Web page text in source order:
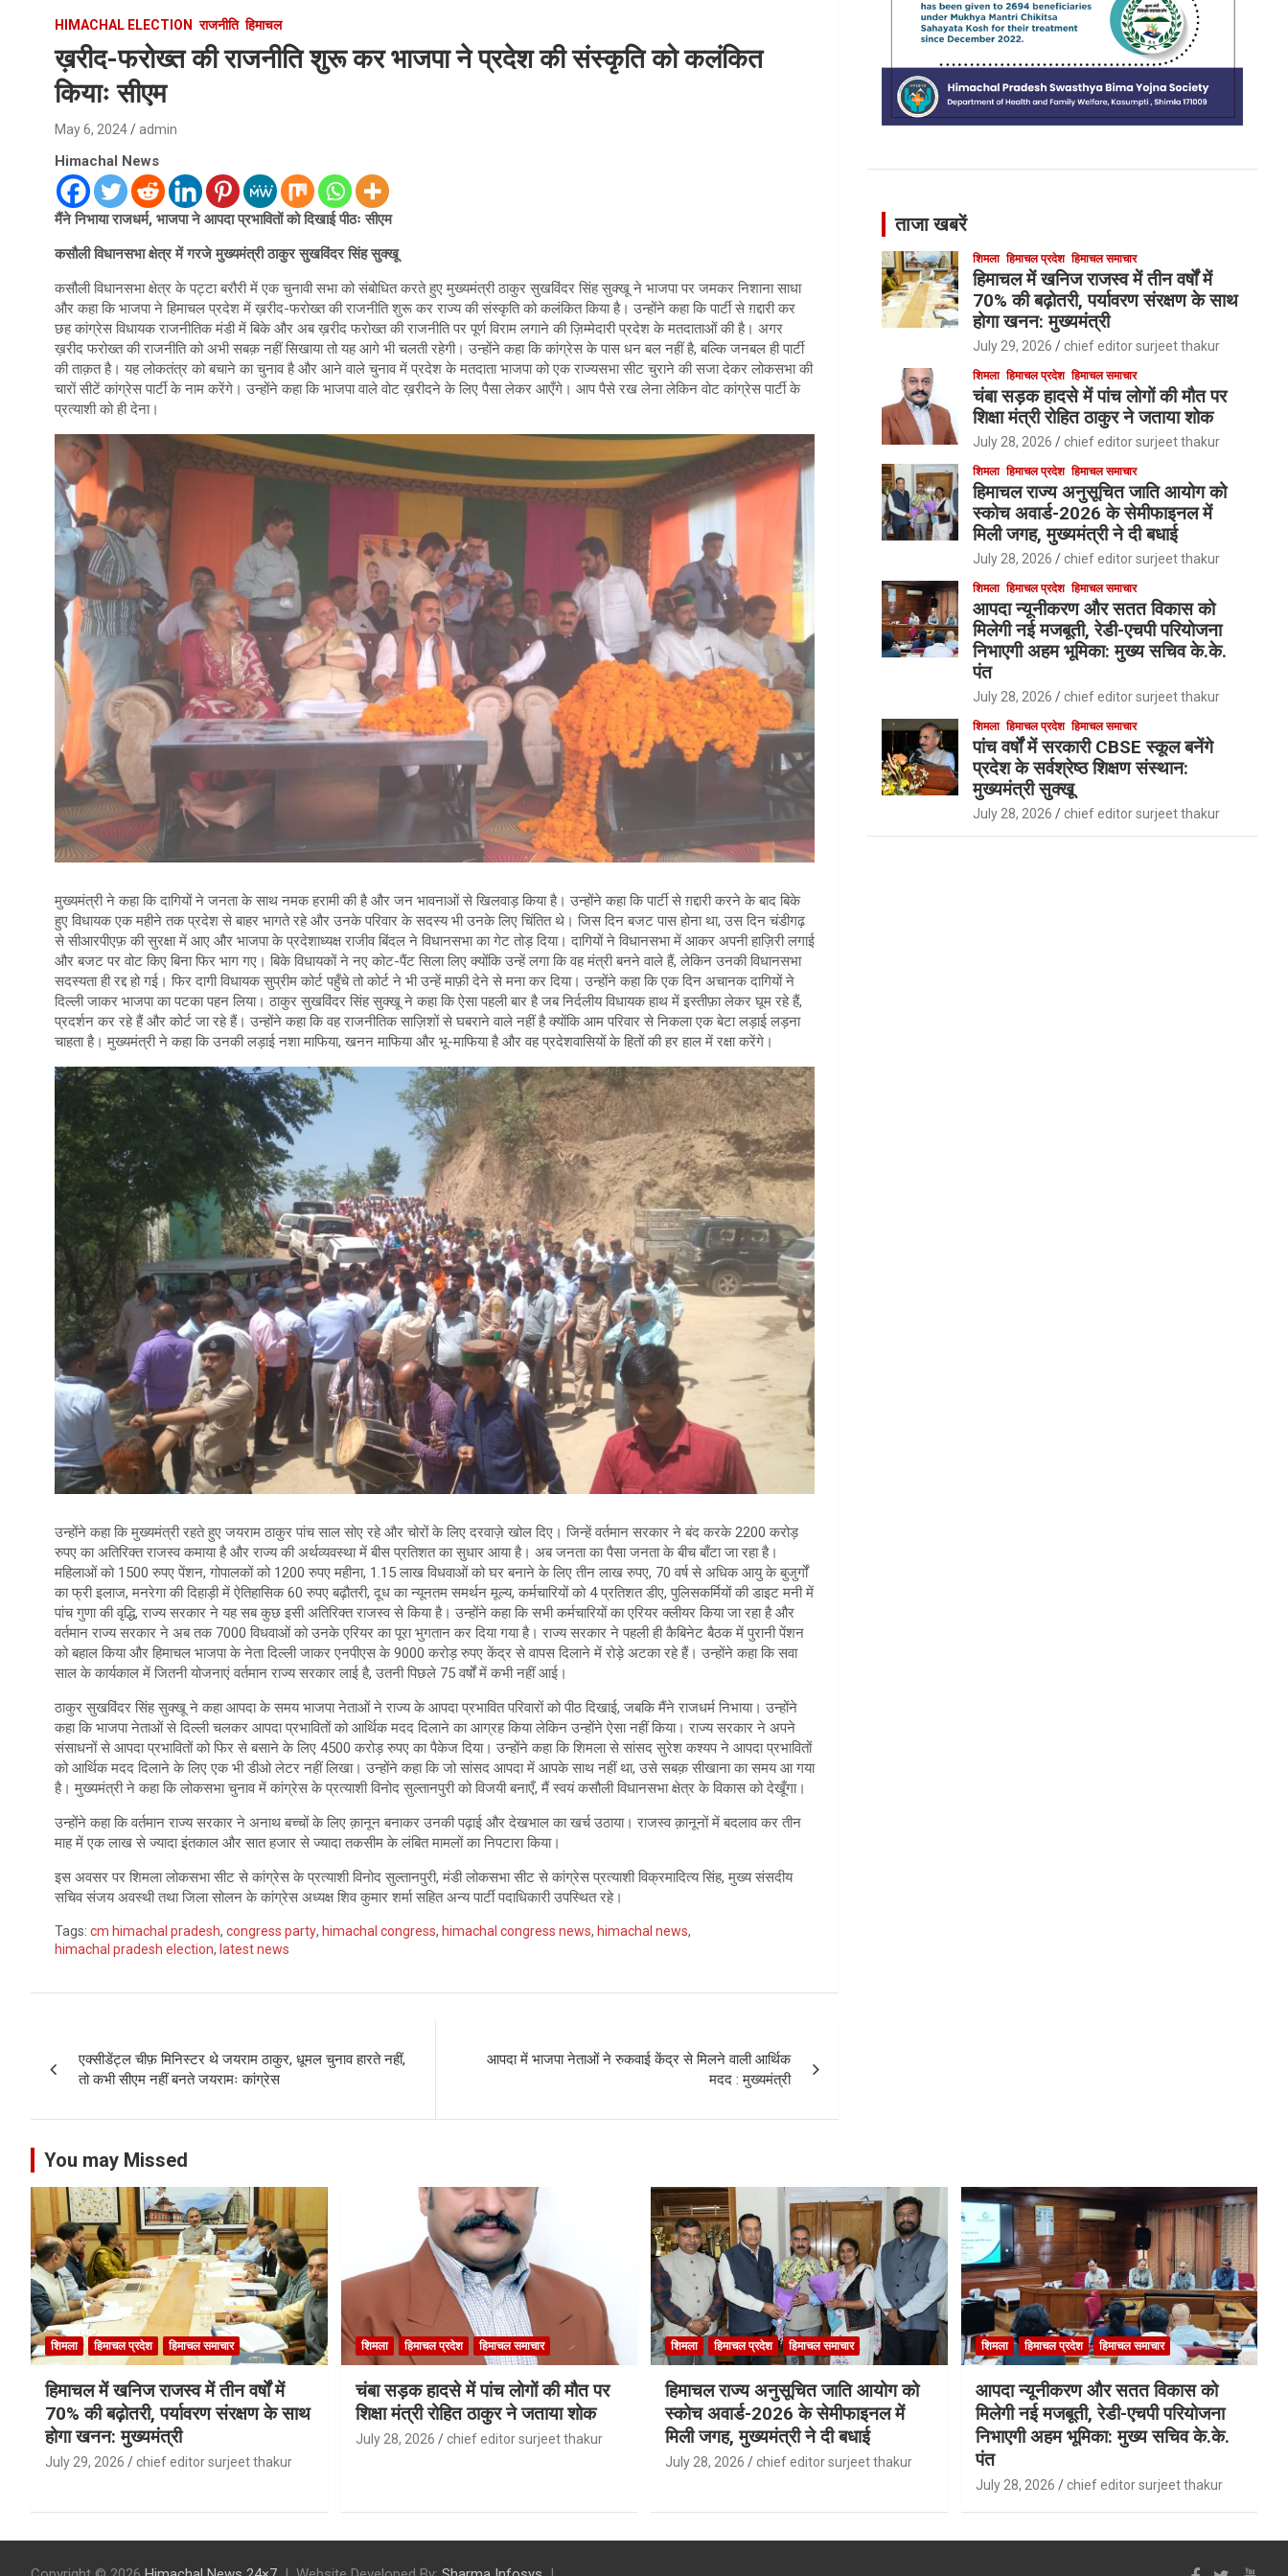
HIMACHAL ELECTION राजनीति हिमाचल
ख़रीद-फरोख्त की राजनीति शुरू कर भाजपा ने प्रदेश की संस्कृति को कलंकित
कियाः सीएम
May 6, 2024 admin
Himachal News
मैंने निभाया राजधर्म, भाजपा ने आपदा प्रभावितों को दिखाई पीठः सीएम
कसौली विधानसभा क्षेत्र में गरजे मुख्यमंत्री ठाकुर सुखविंदर सिंह सुक्खू
कसौली विधानसभा क्षेत्र के पट्टा बरौरी में एक चुनावी सभा को संबोधित करते हुए मुख्यमंत्री ठाकुर सुखविंदर सिंह सुक्खू ने भाजपा पर जमकर निशाना साधा
और कहा कि भाजपा ने हिमाचल प्रदेश में ख़रीद-फरोख्त की राजनीति शुरू कर राज्य की संस्कृति को कलंकित किया है। उन्होंने कहा कि पार्टी से ग़द्दारी कर
छह कांग्रेस विधायक राजनीतिक मंडी में बिके और अब ख़रीद फरोख्त की राजनीति पर पूर्ण विराम लगाने की ज़िम्मेदारी प्रदेश के मतदाताओं की है। अगर
ख़रीद फरोख्त की राजनीति को अभी सबक़ नहीं सिखाया तो यह आगे भी चलती रहेगी। उन्होंने कहा कि कांग्रेस के पास धन बल नहीं है, बल्कि जनबल ही पार्टी
की ताक़त है। यह लोकतंत्र को बचाने का चुनाव है और आने वाले चुनाव में प्रदेश के मतदाता भाजपा को एक राज्यसभा सीट चुराने की सजा देकर लोकसभा की
चारों सीटें कांग्रेस पार्टी के नाम करेंगे। उन्होंने कहा कि भाजपा वाले वोट ख़रीदने के लिए पैसा लेकर आएँगे। आप पैसे रख लेना लेकिन वोट कांग्रेस पार्टी के
प्रत्याशी को ही देना।
मुख्यमंत्री ने कहा कि दागियों ने जनता के साथ नमक हरामी की है और जन भावनाओं से खिलवाड़ किया है। उन्होंने कहा कि पार्टी से ग़द्दारी करने के बाद बिके
हुए विधायक एक महीने तक प्रदेश से बाहर भागते रहे और उनके परिवार के सदस्य भी उनके लिए चिंतित थे। जिस दिन बजट पास होना था, उस दिन चंडीगढ़
से सीआरपीएफ़ की सुरक्षा में आए और भाजपा के प्रदेशाध्यक्ष राजीव बिंदल ने विधानसभा का गेट तोड़ दिया। दागियों ने विधानसभा में आकर अपनी हाज़िरी लगाई
और बजट पर वोट किए बिना फिर भाग गए। बिके विधायकों ने नए कोट-पैंट सिला लिए क्योंकि उन्हें लगा कि वह मंत्री बनने वाले हैं, लेकिन उनकी विधानसभा
सदस्यता ही रद्द हो गई। फिर दागी विधायक सुप्रीम कोर्ट पहुँचे तो कोर्ट ने भी उन्हें माफ़ी देने से मना कर दिया। उन्होंने कहा कि एक दिन अचानक दागियों ने
दिल्ली जाकर भाजपा का पटका पहन लिया। ठाकुर सुखविंदर सिंह सुक्खू ने कहा कि ऐसा पहली बार है जब निर्दलीय विधायक हाथ में इस्तीफ़ा लेकर घूम रहे हैं,
प्रदर्शन कर रहे हैं और कोर्ट जा रहे हैं। उन्होंने कहा कि वह राजनीतिक साज़िशों से घबराने वाले नहीं है क्योंकि आम परिवार से निकला एक बेटा लड़ाई लड़ना
चाहता है। मुख्यमंत्री ने कहा कि उनकी लड़ाई नशा माफिया, खनन माफिया और भू-माफिया है और वह प्रदेशवासियों के हितों की हर हाल में रक्षा करेंगे।
उन्होंने कहा कि मुख्यमंत्री रहते हुए जयराम ठाकुर पांच साल सोए रहे और चोरों के लिए दरवाज़े खोल दिए। जिन्हें वर्तमान सरकार ने बंद करके 2200 करोड़
रुपए का अतिरिक्त राजस्व कमाया है और राज्य की अर्थव्यवस्था में बीस प्रतिशत का सुधार आया है। अब जनता का पैसा जनता के बीच बाँटा जा रहा है।
महिलाओं को 1500 रुपए पेंशन, गोपालकों को 1200 रुपए महीना, 1.15 लाख विधवाओं को घर बनाने के लिए तीन लाख रुपए, 70 वर्ष से अधिक आयु के बुजुर्गों
का फ्री इलाज, मनरेगा की दिहाड़ी में ऐतिहासिक 60 रुपए बढ़ौतरी, दूध का न्यूनतम समर्थन मूल्य, कर्मचारियों को 4 प्रतिशत डीए, पुलिसकर्मियों की डाइट मनी में
पांच गुणा की वृद्धि, राज्य सरकार ने यह सब कुछ इसी अतिरिक्त राजस्व से किया है। उन्होंने कहा कि सभी कर्मचारियों का एरियर क्लीयर किया जा रहा है और
वर्तमान राज्य सरकार ने अब तक 7000 विधवाओं को उनके एरियर का पूरा भुगतान कर दिया गया है। राज्य सरकार ने पहली ही कैबिनेट बैठक में पुरानी पेंशन
को बहाल किया और हिमाचल भाजपा के नेता दिल्ली जाकर एनपीएस के 9000 करोड़ रुपए केंद्र से वापस दिलाने में रोड़े अटका रहे हैं। उन्होंने कहा कि सवा
साल के कार्यकाल में जितनी योजनाएं वर्तमान राज्य सरकार लाई है, उतनी पिछले 75 वर्षों में कभी नहीं आई।
ठाकुर सुखविंदर सिंह सुक्खू ने कहा आपदा के समय भाजपा नेताओं ने राज्य के आपदा प्रभावित परिवारों को पीठ दिखाई, जबकि मैंने राजधर्म निभाया। उन्होंने
कहा कि भाजपा नेताओं से दिल्ली चलकर आपदा प्रभावितों को आर्थिक मदद दिलाने का आग्रह किया लेकिन उन्होंने ऐसा नहीं किया। राज्य सरकार ने अपने
संसाधनों से आपदा प्रभावितों को फिर से बसाने के लिए 4500 करोड़ रुपए का पैकेज दिया। उन्होंने कहा कि शिमला से सांसद सुरेश कश्यप ने आपदा प्रभावितों
को आर्थिक मदद दिलाने के लिए एक भी डीओ लेटर नहीं लिखा। उन्होंने कहा कि जो सांसद आपदा में आपके साथ नहीं था, उसे सबक़ सीखाना का समय आ गया
है। मुख्यमंत्री ने कहा कि लोकसभा चुनाव में कांग्रेस के प्रत्याशी विनोद सुल्तानपुरी को विजयी बनाएँ, मैं स्वयं कसौली विधानसभा क्षेत्र के विकास को देखूँगा।
उन्होंने कहा कि वर्तमान राज्य सरकार ने अनाथ बच्चों के लिए क़ानून बनाकर उनकी पढ़ाई और देखभाल का खर्च उठाया। राजस्व क़ानूनों में बदलाव कर तीन
माह में एक लाख से ज्यादा इंतकाल और सात हजार से ज्यादा तकसीम के लंबित मामलों का निपटारा किया।
इस अवसर पर शिमला लोकसभा सीट से कांग्रेस के प्रत्याशी विनोद सुल्तानपुरी, मंडी लोकसभा सीट से कांग्रेस प्रत्याशी विक्रमादित्य सिंह, मुख्य संसदीय
सचिव संजय अवस्थी तथा जिला सोलन के कांग्रेस अध्यक्ष शिव कुमार शर्मा सहित अन्य पार्टी पदाधिकारी उपस्थित रहे।
Tags: cm himachal pradesh, congress party, himachal congress, himachal congress news, himachal news,
himachal pradesh election, latest news
navigation
एक्सीडेंट्ल चीफ़ मिनिस्टर थे जयराम ठाकुर, धूमल चुनाव हारते नहीं,
तो कभी सीएम नहीं बनते जयरामः कांग्रेस
आपदा में भाजपा नेताओं ने रुकवाई केंद्र से मिलने वाली आर्थिक
मदद : मुख्यमंत्री
ताजा खबरें
शिमला हिमाचल प्रदेश हिमाचल समाचार
हिमाचल में खनिज राजस्व में तीन वर्षों में
70% की बढ़ोतरी, पर्यावरण संरक्षण के साथ
होगा खनन: मुख्यमंत्री
July 29, 2026 chief editor surjeet thakur
शिमला हिमाचल प्रदेश हिमाचल समाचार
चंबा सड़क हादसे में पांच लोगों की मौत पर
शिक्षा मंत्री रोहित ठाकुर ने जताया शोक
July 28, 2026 chief editor surjeet thakur
शिमला हिमाचल प्रदेश हिमाचल समाचार
हिमाचल राज्य अनुसूचित जाति आयोग को
स्कोच अवार्ड-2026 के सेमीफाइनल में
मिली जगह, मुख्यमंत्री ने दी बधाई
July 28, 2026 chief editor surjeet thakur
शिमला हिमाचल प्रदेश हिमाचल समाचार
आपदा न्यूनीकरण और सतत विकास को
मिलेगी नई मजबूती, रेडी-एचपी परियोजना
निभाएगी अहम भूमिका: मुख्य सचिव के.के.
पंत
July 28, 2026 chief editor surjeet thakur
शिमला हिमाचल प्रदेश हिमाचल समाचार
पांच वर्षों में सरकारी CBSE स्कूल बनेंगे
प्रदेश के सर्वश्रेष्ठ शिक्षण संस्थान:
मुख्यमंत्री सुक्खू
July 28, 2026 chief editor surjeet thakur
You may Missed
शिमला हिमाचल प्रदेश हिमाचल समाचार
हिमाचल में खनिज राजस्व में तीन वर्षों में
70% की बढ़ोतरी, पर्यावरण संरक्षण के साथ
होगा खनन: मुख्यमंत्री
July 29, 2026 chief editor surjeet thakur
शिमला हिमाचल प्रदेश हिमाचल समाचार
चंबा सड़क हादसे में पांच लोगों की मौत पर
शिक्षा मंत्री रोहित ठाकुर ने जताया शोक
July 28, 2026 chief editor surjeet thakur
शिमला हिमाचल प्रदेश हिमाचल समाचार
हिमाचल राज्य अनुसूचित जाति आयोग को
स्कोच अवार्ड-2026 के सेमीफाइनल में
मिली जगह, मुख्यमंत्री ने दी बधाई
July 28, 2026 chief editor surjeet thakur
शिमला हिमाचल प्रदेश हिमाचल समाचार
आपदा न्यूनीकरण और सतत विकास को
मिलेगी नई मजबूती, रेडी-एचपी परियोजना
निभाएगी अहम भूमिका: मुख्य सचिव के.के.
पंत
July 28, 2026 chief editor surjeet thakur